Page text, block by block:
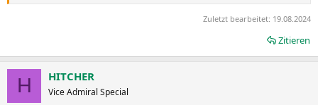
100%
4698
143.6 IPS
Image Segmentation (HP)
Zuletzt bearbeitet: 19.08.2024
Zitieren
H HITCHER
Vice Admiral Special